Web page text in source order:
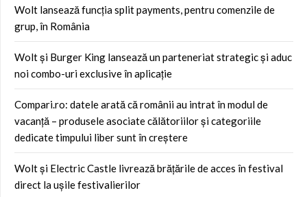
Wolt lansează funcția split payments, pentru comenzile de
grup, în România
Wolt și Burger King lansează un parteneriat strategic și aduc
noi combo-uri exclusive în aplicație
Compari.ro: datele arată că românii au intrat în modul de
vacanță – produsele asociate călătoriilor și categoriile
dedicate timpului liber sunt în creștere
Wolt și Electric Castle livrează brățările de acces în festival
direct la ușile festivalierilor